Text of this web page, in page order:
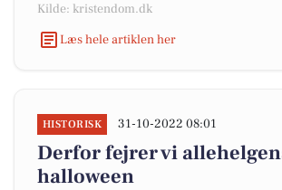
Kilde: kristendom.dk
Læs hele artiklen her
HISTORISK 31-10-2022 08:01
Derfor fejrer vi
halloween